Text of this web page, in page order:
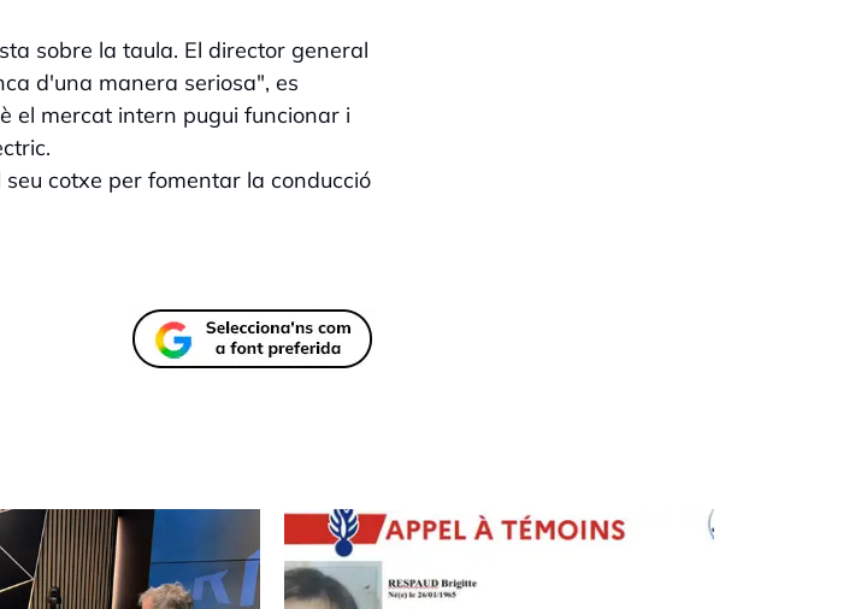
sobre la taula. El director general
d'una manera seriosa", es
el mercat intern pugui funcionar i
cotxe per fomentar la conducció